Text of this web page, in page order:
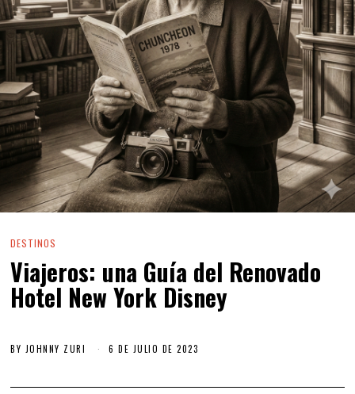
DESTINOS
Viajeros: una Guía del Renovado
Hotel New York Disney
BY JOHNNY ZURI 6 DE JULIO DE 2023